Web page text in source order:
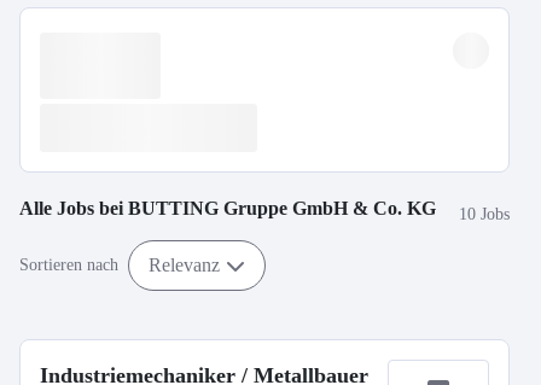
Alle Jobs bei BUTTING Gruppe GmbH & Co. KG 10 Jobs
Sortieren nach Relevanz
Industriemechaniker / Metallbauer